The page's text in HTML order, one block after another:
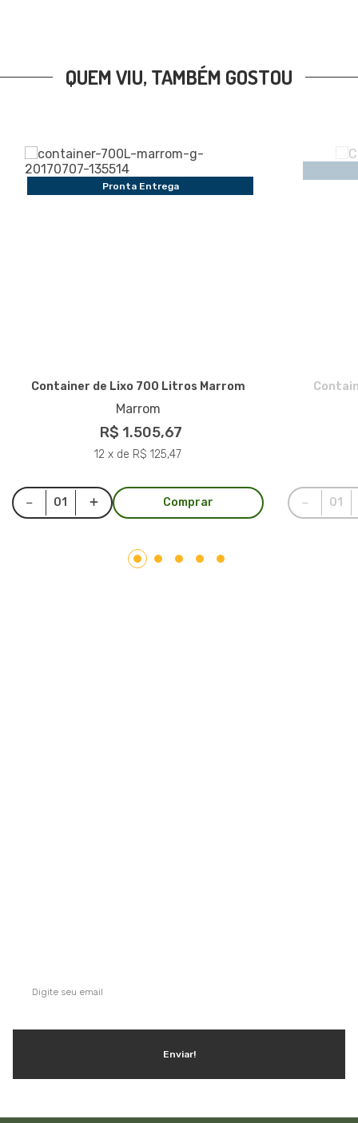
QUEM VIU, TAMBÉM GOSTOU
Pronta Entrega
Container de Lixo 700 Litros Marrom
Marrom
R$ 1.505,67
12 x de R$ 125,47
Comprar
Enviar!